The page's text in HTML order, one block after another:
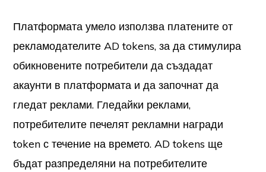
Платформата умело използва платените от
рекламодателите AD tokens, за да стимулира
обикновените потребители да създадат
акаунти в платформата и да започнат да
гледат реклами. Гледайки реклами,
потребителите печелят рекламни награди
token с течение на времето. AD tokens ще
бъдат разпределяни на потребителите